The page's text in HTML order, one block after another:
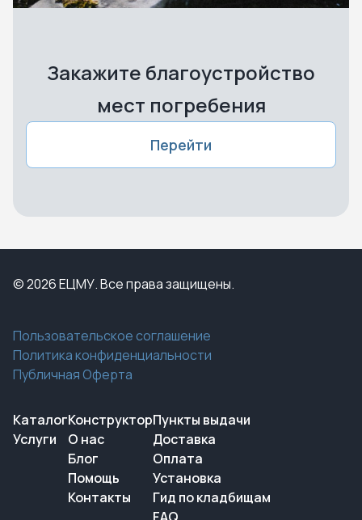
Закажите благоустройство
мест погребения
Перейти
© 2026 ЕЦМУ. Все права защищены.
Пользовательское соглашение
Политика конфиденциальности
Публичная Оферта
Каталог
Услуги
Конструктор
О нас
Блог
Помощь
Контакты
Пункты выдачи
Доставка
Оплата
Установка
Гид по кладбищам